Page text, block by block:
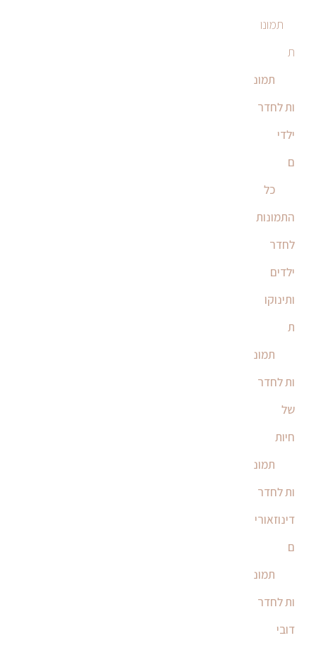
תמונו
ת
תמונ
ות לחדר
ילדי
ם
כל
התמונות
לחדר
ילדים
ותינוקו
ת
תמונ
ות לחדר
של
חיות
תמונ
ות לחדר
דינוזאורי
ם
תמונ
ות לחדר
דובי